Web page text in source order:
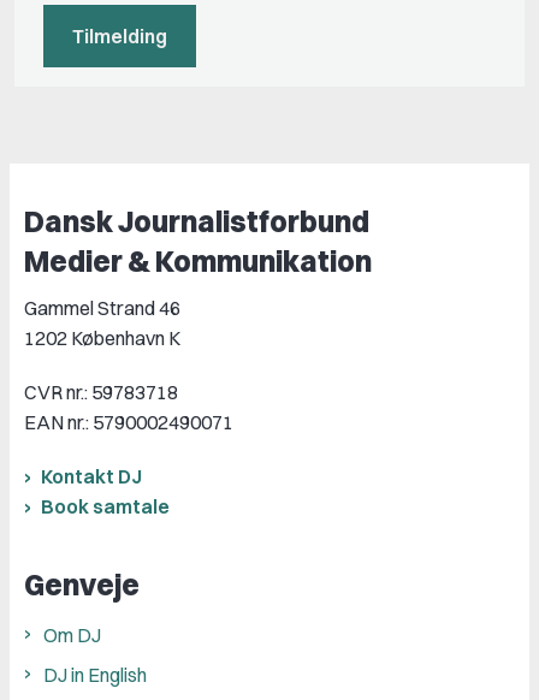
Tilmelding
Dansk Journalistforbund
Medier & Kommunikation
Gammel Strand 46
1202 København K
CVR nr.: 59783718
EAN nr.: 5790002490071
Kontakt DJ
Book samtale
Genveje
Om DJ
DJ in English